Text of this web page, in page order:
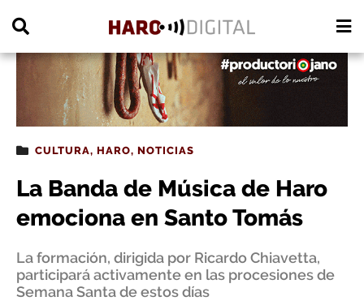
CULTURA, HARO, NOTICIAS
La Banda de Música de Haro
emociona en Santo Tomás
La formación, dirigida por Ricardo Chiavetta,
participará activamente en las procesiones de
Semana Santa de estos días